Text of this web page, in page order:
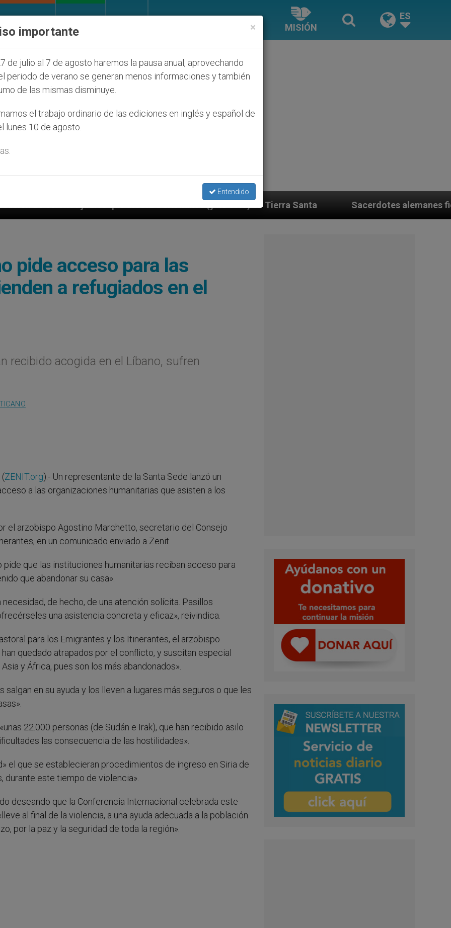
MISIÓN
ES
que afecta a cristianos (y no sólo) en Tierra Santa Sacerdotes alemanes fieles al Papa
pide acceso para las
a refugiados en el
recibido acogida en el Líbano, sufren
(ZENIT.org).- Un representante de la Santa Sede lanzó un
a las organizaciones humanitarias que asisten a los
el arzobispo Agostino Marchetto, secretario del Consejo
en un comunicado enviado a Zenit.
que las instituciones humanitarias reciban acceso para
que abandonar su casa».
de hecho, de una atención solícita. Pasillos
una asistencia concreta y eficaz», reivindica.
para los Emigrantes y los Itinerantes, el arzobispo
quedado atrapados por el conflicto, y suscitan especial
y África, pues son los más abandonados».
en su ayuda y los lleven a lugares más seguros o que les
22.000 personas (de Sudán e Irak), que han recibido asilo
las consecuencia de las hostilidades».
el que se establecieran procedimientos de ingreso en Siria de
durante este tiempo de violencia».
deseando que la Conferencia Internacional celebrada este
al final de la violencia, a una ayuda adecuada a la población
por la paz y la seguridad de toda la región».
×
importante
de julio al 7 de agosto haremos la pausa anual, aprovechando
periodo de verano se generan menos informaciones y también
de las mismas disminuye.
el trabajo ordinario de las ediciones en inglés y español de
lunes 10 de agosto.
Entendido